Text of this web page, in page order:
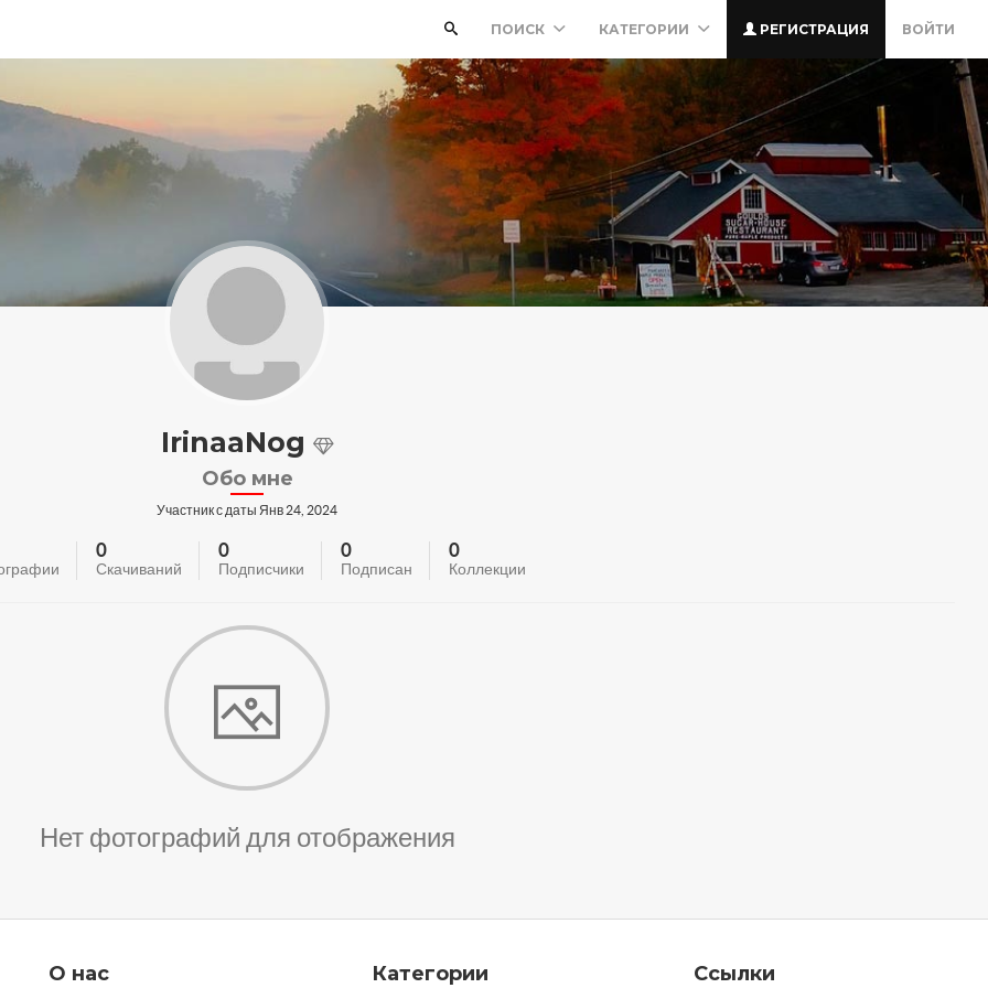
ПОИСК КАТЕГОРИИ РЕГИСТРАЦИЯ ВОЙТИ
IrinaaNog
Обо мне
Участник с даты Янв 24, 2024
0
Скачиваний
0
Подписчики
0
Подписан
0
Коллекции
Нет фотографий для отображения
О нас Категории Ссылки